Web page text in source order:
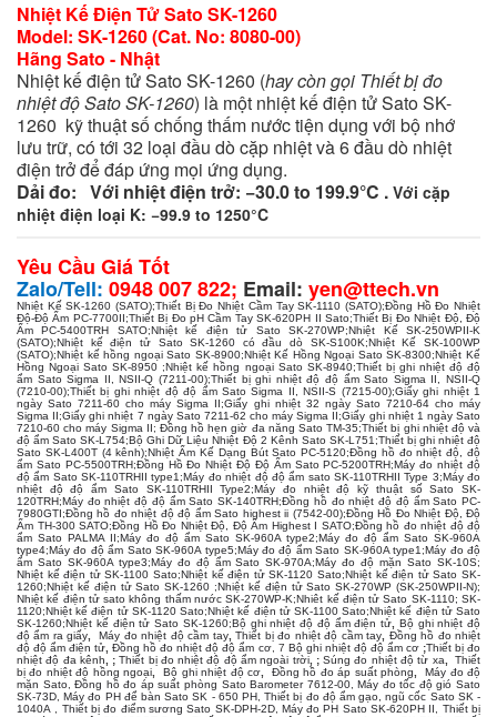
Nhiệt Kế Điện Tử Sato SK-1260
Model: SK-1260 (Cat. No: 8080-00)
Hãng Sato - Nhật
Nhiệt kế điện tử Sato SK-1260 (hay còn gọi Thiết bị đo
nhiệt độ Sato SK-1260) là một nhiệt kế điện tử Sato SK-
1260 kỹ thuật số chống thấm nước tiện dụng với bộ nhớ
lưu trữ, có tới 32 loại đầu dò cặp nhiệt và 6 đầu dò nhiệt
điện trở để đáp ứng mọi ứng dụng.
Dải đo: Với nhiệt điện trở: −30.0 to 199.9°C . Với cặp
nhiệt điện loại K: −99.9 to 1250°C
Yêu Cầu Giá Tốt
Zalo/Tell: 0948 007 822; Email: yen@ttech.vn
Nhiệt Kế SK-1260 (SATO);Thiết Bị Đo Nhiệt Cầm Tay SK-1110 (SATO);Đồng Hồ Đo Nhiệt
Độ-Độ Ẩm PC-7700II;Thiết Bị Đo pH Cầm Tay SK-620PH II Sato;Thiết Bị Đo Nhiệt Độ, Độ
Ẩm PC-5400TRH SATO;Nhiệt kế điện tử Sato SK-270WP;Nhiệt Kế SK-250WPII-K
(SATO);Nhiệt kế điện tử Sato SK-1260 có đầu dò SK-S100K;Nhiệt Kế SK-100WP
(SATO);Nhiệt kế hồng ngoại Sato SK-8900;Nhiệt Kế Hồng Ngoại Sato SK-8300;Nhiệt Kế
Hồng Ngoại Sato SK-8950 ;Nhiệt kế hồng ngoại Sato SK-8940;Thiết bị ghi nhiệt độ độ
ẩm Sato Sigma II, NSII-Q (7211-00);Thiết bị ghi nhiệt độ độ ẩm Sato Sigma II, NSII-Q
(7210-00);Thiết bị ghi nhiệt độ độ ẩm Sato Sigma II, NSII-S (7215-00);Giấy ghi nhiệt 1
ngày Sato 7211-60 cho máy Sigma II;Giấy ghi nhiệt 32 ngày Sato 7210-64 cho máy
Sigma II;Giấy ghi nhiệt 7 ngày Sato 7211-62 cho máy Sigma II;Giấy ghi nhiệt 1 ngày Sato
7210-60 cho máy Sigma II; Đồng hồ hẹn giờ đa năng Sato TM-35;Thiết bị ghi nhiệt độ và
độ ẩm Sato SK-L754;Bộ Ghi Dữ Liệu Nhiệt Độ 2 Kênh Sato SK-L751 ;Thiết bị ghi nhiệt độ
Sato SK-L400T (4 kênh);Nhiệt Ẩm Kế Dạng Bút Sato PC-5120;Đồng hồ đo nhiệt độ, độ
ẩm Sato PC-5500TRH;Đồng Hồ Đo Nhiệt Độ Độ Ẩm Sato PC-5200TRH;Máy đo nhiệt độ
độ ẩm Sato SK-110TRHII type1 ;Máy đo nhiệt độ độ ẩm sato SK-110TRHII Type 3;Máy đo
nhiệt độ độ ẩm Sato SK-110TRHII Type2;Máy đo nhiệt độ kỹ thuật số Sato SK-
120TRH;Máy đo nhiệt độ độ ẩm Sato SK-140TRH;Đồng hồ đo nhiệt độ độ ẩm Sato PC-
7980GTI;Đồng hồ đo nhiệt độ độ ẩm Sato highest ii (7542-00);Đồng Hồ Đo Nhiệt Độ, Độ
Ẩm TH-300 SATO;Đồng Hồ Đo Nhiệt Độ, Độ Ẩm Highest I SATO;Đồng hồ đo nhiệt độ độ
ẩm Sato PALMA II;Máy đo độ ẩm Sato SK-960A type2;Máy đo độ ẩm Sato SK-960A
type4;Máy đo độ ẩm Sato SK-960A type5;Máy đo độ ẩm Sato SK-960A type1 ;Máy đo độ
ẩm Sato SK-960A type3;Máy đo độ ẩm Sato SK-970A;Máy đo độ mặn Sato SK-10S;
Nhiệt kế điện tử SK-1100 Sato;Nhiệt kế điện tử SK-1120 Sato;Nhiệt kế điện tử Sato SK-
1260;Nhiệt kế điện tử Sato SK-1260 ;Nhiệt kế điện tử Sato SK-270WP (SK-250WPII-N);
Nhiệt kế điện tử sato không thấm nước SK-270WP-K;Nhiêt kế điện tử Sato SK-1110; SK-
1120;Nhiệt kế điện tử SK-1120 Sato;Nhiệt kế điện tử SK-1100 Sato;Nhiệt kế điện tử Sato
SK-1260;Nhiệt kế điện tử Sato SK-1260;Bộ ghi nhiệt độ độ ẩm điện tử
Bộ ghi nhiệt độ
độ ẩm ra giấy
Máy đo nhiệt độ cầm tay,Thiết bị đo nhiệt độ cầm tay
Đồng hồ đo nhiệt
độ độ ẩm điện tử ,Đồng hồ đo nhiệt độ độ ẩm cơ, 7 Bộ ghi nhiệt độ độ ẩm cơ;Thiết bị đo
nhiệt độ đa kênh , ; Thiết bị đo nhiệt độ độ ẩm ngoài trời, ; Súng đo nhiệt độ từ xa
Thiết
bị đo nhiệt độ hồng ngoại
Bộ ghi nhiệt độ cơ Đồng hồ đo áp suất phòng
Máy đo độ
mặn Sato,Đồng hồ đo áp suất phòng Sato Barometer 7612-00,Máy đo tốc độ gió Sato
SK-73D ,Máy đo PH để bàn Sato SK - 650 PH,Thiết bị đo độ ẩm gạo, ngũ cốc Sato SK -
1040A
Thiết bị đo điểm sương Sato SK-DPH-2D, Máy đo PH Sato SK-620PH II
Thiết bị